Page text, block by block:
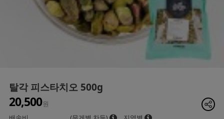
탈각 피스타치오 500g
20,500원